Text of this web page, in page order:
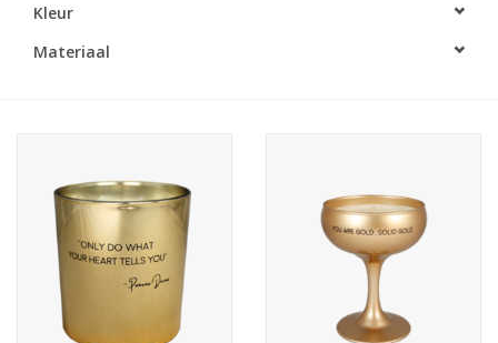
LED Kaarsen
Huisparfums
Kleur
Materiaal